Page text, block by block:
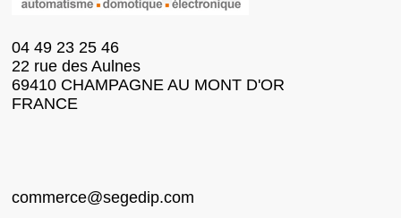
04 49 23 25 46
22 rue des Aulnes
69410 CHAMPAGNE AU MONT D'OR
FRANCE
commerce@segedip.com